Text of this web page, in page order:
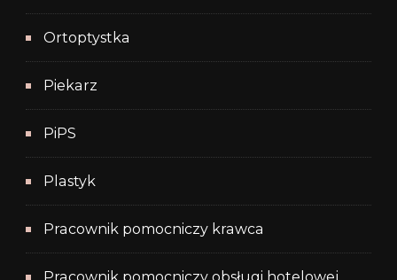
Ortoptystka
Piekarz
PiPS
Plastyk
Pracownik pomocniczy krawca